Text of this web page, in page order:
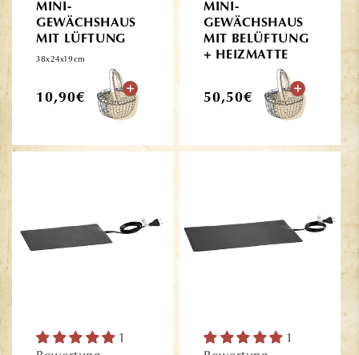
MINI-
GEWÄCHSHAUS
MIT LÜFTUNG
38x24x19cm
Normaler
10,90€
MINI-
GEWÄCHSHAUS
MIT BELÜFTUNG
+ HEIZMATTE
Normaler
50,50€
1
1